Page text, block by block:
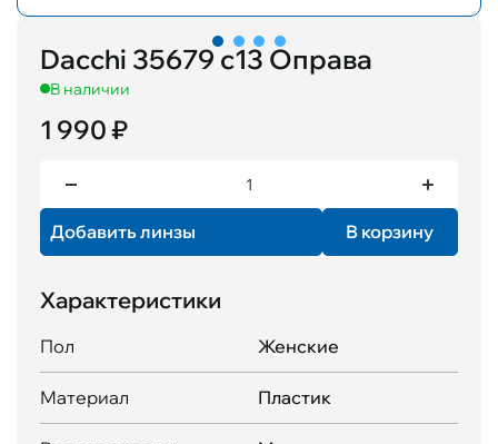
Dacchi 35679 с13 Оправа
В наличии
1 990 ₽
Добавить линзы В корзину
Характеристики
Пол Женские
Материал Пластик